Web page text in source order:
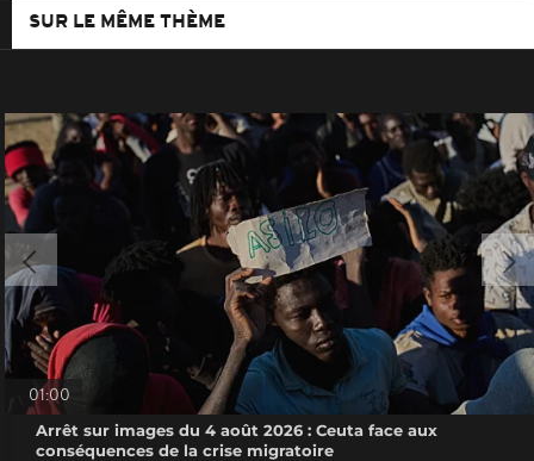
SUR LE MÊME THÈME
01:00
Arrêt sur images du 4 août 2026 : Ceuta face aux
conséquences de la crise migratoire